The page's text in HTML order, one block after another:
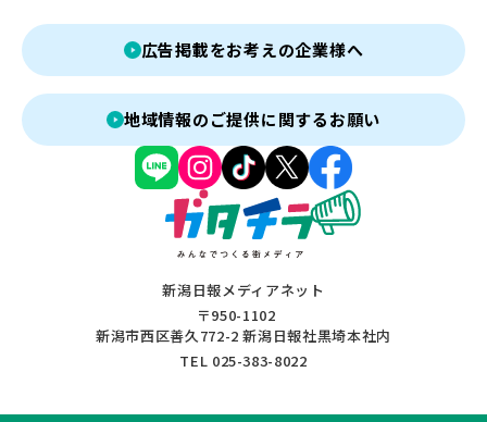
新潟日報メディアネット
〒950-1102
新潟市西区善久772-2 新潟日報社黒埼本社内
TEL 025-383-8022
広告掲載をお考えの企業様へ
地域情報のご提供に関するお願い